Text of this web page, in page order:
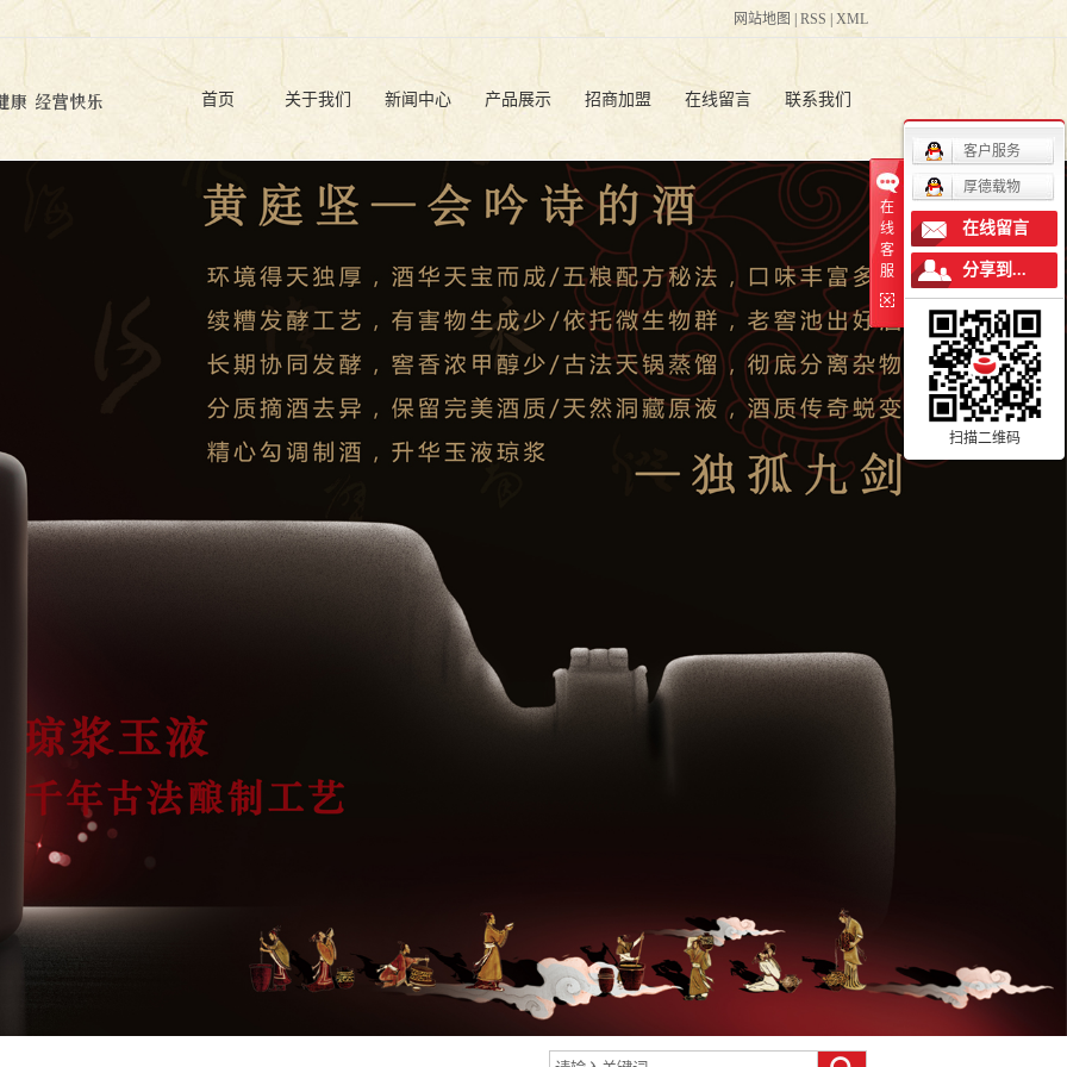
网站地图 RSS XML
首页 关于我们
公司简介
企业文化
企业荣誉
基地展示
营销网络
营业执照
新闻中心
公司动态
行业信息
白酒文化
产品展示
原酒批发
品牌白酒
定制白酒
招商加盟 在线留言 联系我们
人才招聘
联系方式
留言板
在
线
客
服
客户服务
厚德载物
在线留言
分享到...
扫描二维码